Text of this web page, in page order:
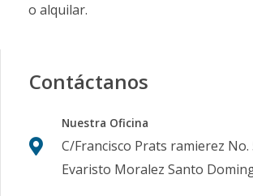
o alquilar.
Contáctanos
Nuestra Oficina
C/Francisco Prats ramierez No.
Evaristo Moralez Santo